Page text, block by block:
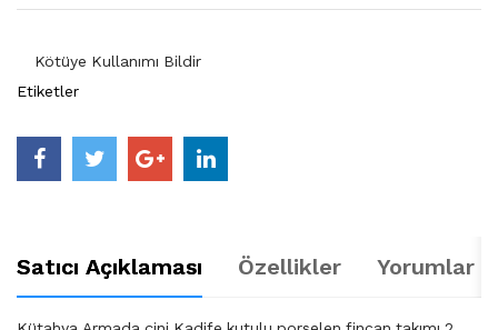
Kötüye Kullanımı Bildir
Etiketler
Satıcı Açıklaması Özellikler Yorumlar